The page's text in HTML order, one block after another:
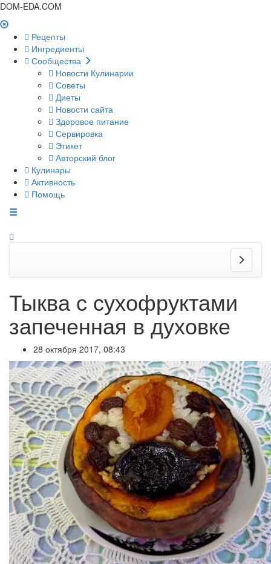
DOM-EDA.COM
Рецепты
Ингредиенты
Сообщества
Новости Кулинарии
Советы
Диеты
Новости сайта
Здоровое питание
Сервировка
Этикет
Авторский блог
Кулинары
Активность
Помощь
Тыква с сухофруктами
запеченная в духовке
28 октября 2017, 08:43